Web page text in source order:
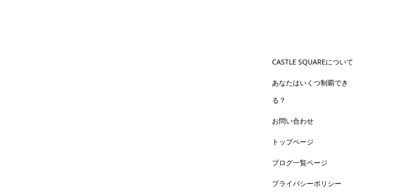
CASTLE SQUAREについて
あなたはいくつ制覇でき
る？
お問い合わせ
トップページ
ブログ一覧ページ
プライバシーポリシー